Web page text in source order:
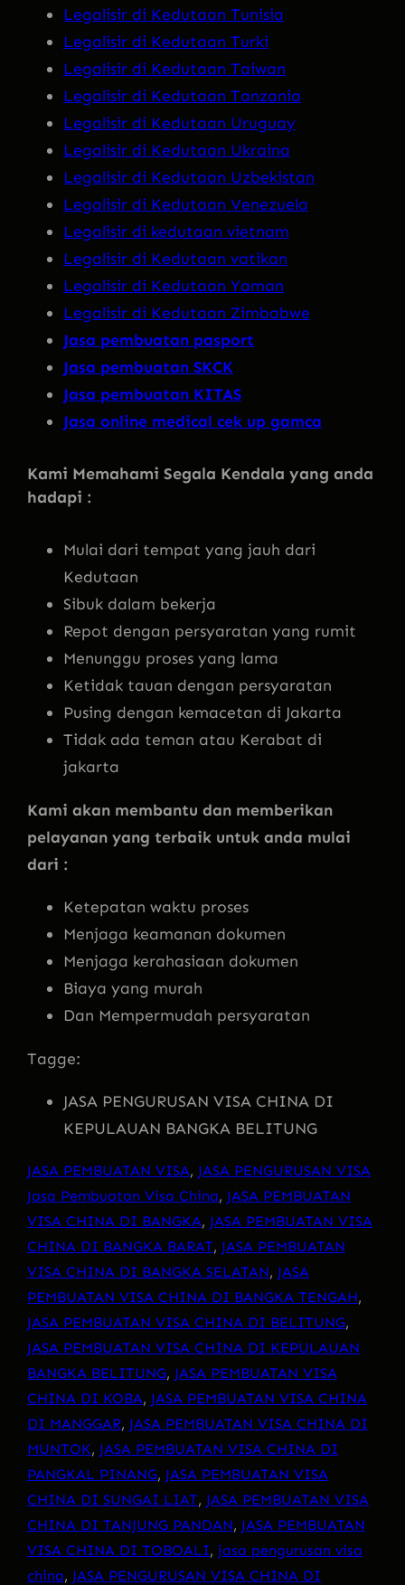
Legalisir di Kedutaan Tunisia
Legalisir di Kedutaan Turki
Legalisir di Kedutaan Taiwan
Legalisir di Kedutaan Tanzania
Legalisir di Kedutaan Uruguay
Legalisir di Kedutaan Ukraina
Legalisir di Kedutaan Uzbekistan
Legalisir di Kedutaan Venezuela
Legalisir di kedutaan vietnam
Legalisir di Kedutaan vatikan
Legalisir di Kedutaan Yaman
Legalisir di Kedutaan Zimbabwe
Jasa pembuatan pasport
Jasa pembuatan SKCK
Jasa pembuatan KITAS
Jasa online medical cek up gamca
Kami Memahami Segala Kendala yang anda
hadapi :
Mulai dari tempat yang jauh dari
Kedutaan
Sibuk dalam bekerja
Repot dengan persyaratan yang rumit
Menunggu proses yang lama
Ketidak tauan dengan persyaratan
Pusing dengan kemacetan di Jakarta
Tidak ada teman atau Kerabat di
jakarta
Kami akan membantu dan memberikan
pelayanan yang terbaik untuk anda mulai
dari :
Ketepatan waktu proses
Menjaga keamanan dokumen
Menjaga kerahasiaan dokumen
Biaya yang murah
Dan Mempermudah persyaratan
Tagge:
JASA PENGURUSAN VISA CHINA DI
KEPULAUAN BANGKA BELITUNG
JASA PEMBUATAN VISA, JASA PENGURUSAN VISA
Jasa Pembuatan Visa China, JASA PEMBUATAN
VISA CHINA DI BANGKA, JASA PEMBUATAN VISA
CHINA DI BANGKA BARAT, JASA PEMBUATAN
VISA CHINA DI BANGKA SELATAN, JASA
PEMBUATAN VISA CHINA DI BANGKA TENGAH
JASA PEMBUATAN VISA CHINA DI BELITUNG
JASA PEMBUATAN VISA CHINA DI KEPULAUAN
BANGKA BELITUNG, JASA PEMBUATAN VISA
CHINA DI KOBA, JASA PEMBUATAN VISA CHINA
DI MANGGAR, JASA PEMBUATAN VISA CHINA DI
MUNTOK, JASA PEMBUATAN VISA CHINA DI
PANGKAL PINANG, JASA PEMBUATAN VISA
CHINA DI SUNGAI LIAT, JASA PEMBUATAN VISA
CHINA DI TANJUNG PANDAN, JASA PEMBUATAN
VISA CHINA DI TOBOALI, jasa pengurusan visa
china, JASA PENGURUSAN VISA CHINA DI